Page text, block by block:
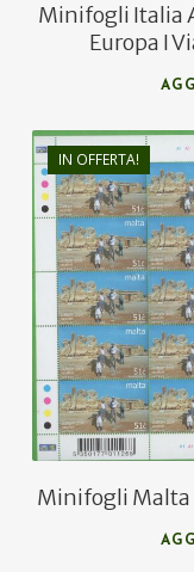
Minifogli Italia
Europa I
IN OFFERTA!
Minifogli Malta